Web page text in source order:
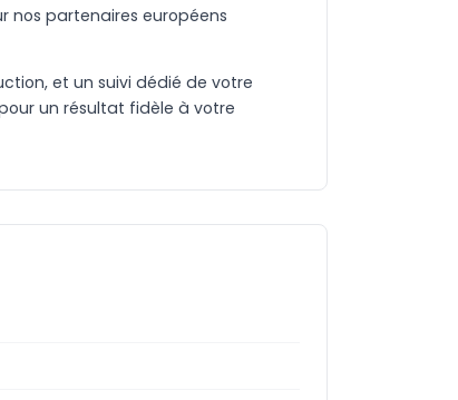
nos partenaires européens
et un suivi dédié de votre
un résultat fidèle à votre